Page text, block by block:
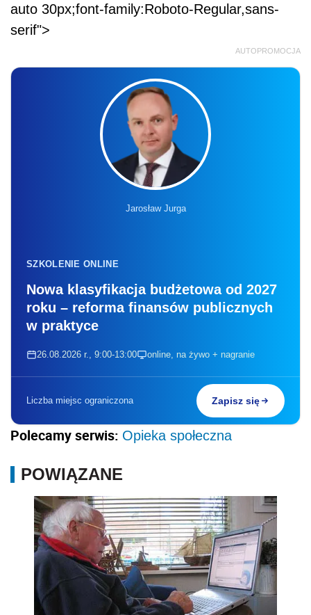
auto 30px;font-family:Roboto-Regular,sans-
serif">
AUTOPROMOCJA
Jarosław Jurga
SZKOLENIE ONLINE
Nowa klasyfikacja budżetowa od 2027
roku – reforma finansów publicznych
w praktyce
26.08.2026 r., 9:00-13:00 online, na żywo + nagranie
Liczba miejsc ograniczona Zapisz się
Polecamy serwis: Opieka społeczna
POWIĄZANE